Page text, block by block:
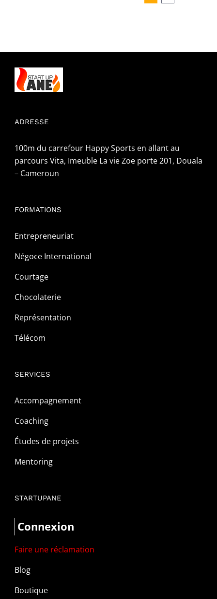
ADRESSE
100m du carrefour Happy Sports en allant au
parcours Vita, Imeuble La vie Zoe porte 201, Douala
– Cameroun
FORMATIONS
Entrepreneuriat
Négoce International
Courtage
Chocolaterie
Représentation
Télécom
SERVICES
Accompagnement
Coaching
Études de projets
Mentoring
STARTUPANE
Connexion
Faire une réclamation
Blog
Boutique